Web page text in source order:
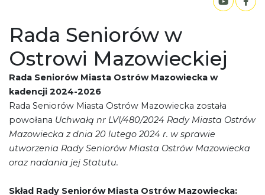
Rada Seniorów w
Ostrowi Mazowieckiej
Rada Seniorów Miasta Ostrów Mazowiecka w
kadencji 2024-2026
Rada Seniorów Miasta Ostrów Mazowiecka została
powołana Uchwałą nr LVI/480/2024 Rady Miasta Ostrów
Mazowiecka z dnia 20 lutego 2024 r. w sprawie
utworzenia Rady Seniorów Miasta Ostrów Mazowiecka
oraz nadania jej Statutu.
Skład Rady Seniorów Miasta Ostrów Mazowiecka: